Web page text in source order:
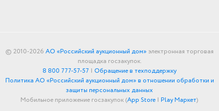
© 2010-2026 АО «Российский аукционный дом» электронная торговая
площадка госзакупок.
8 800 777-57-57 | Обращение в техподдержку
Политика АО «Российский аукционный дом» в отношении обработки и
защиты персональных данных
Мобильное приложение госзакупок (App Store | Play Маркет)